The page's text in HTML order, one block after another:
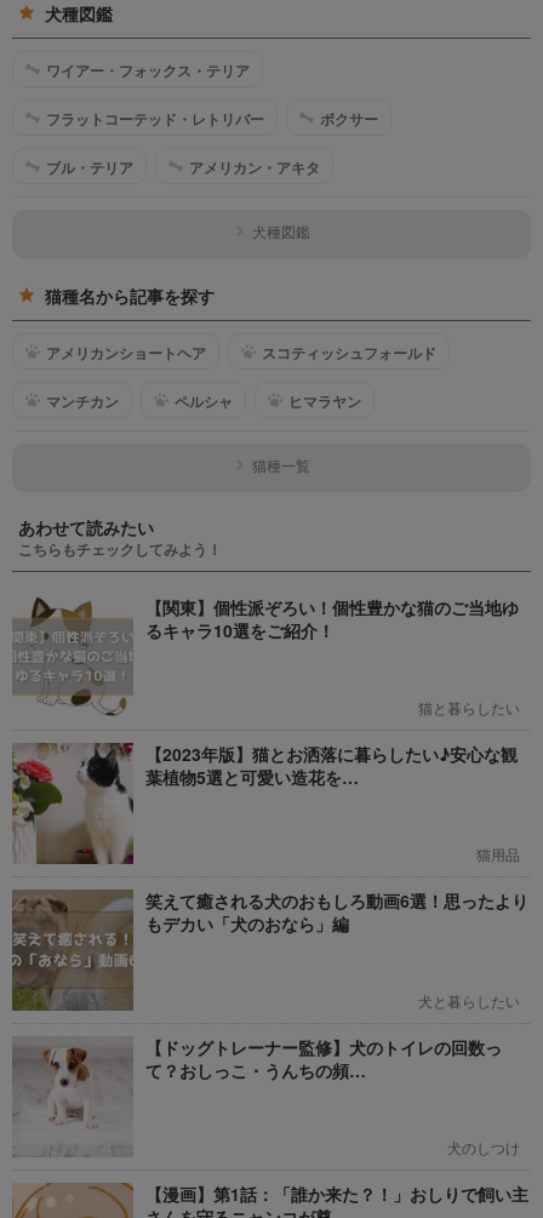
犬種図鑑
ワイアー・フォックス・テリア
フラットコーテッド・レトリバー ボクサー
ブル・テリア アメリカン・アキタ
犬種図鑑
猫種名から記事を探す
アメリカンショートヘア スコティッシュフォールド
マンチカン ペルシャ ヒマラヤン
猫種一覧
あわせて読みたい
こちらもチェックしてみよう！
【関東】個性派ぞろい！個性豊かな猫のご当地ゆ
るキャラ10選をご紹介！
猫と暮らしたい
【2023年版】猫とお洒落に暮らしたい♪安心な観
葉植物5選と可愛い造花を…
猫用品
笑えて癒される犬のおもしろ動画6選！思ったより
もデカい「犬のおなら」編
犬と暮らしたい
【ドッグトレーナー監修】犬のトイレの回数っ
て？おしっこ・うんちの頻…
犬のしつけ
【漫画】第1話：「誰か来た？！」おしりで飼い主